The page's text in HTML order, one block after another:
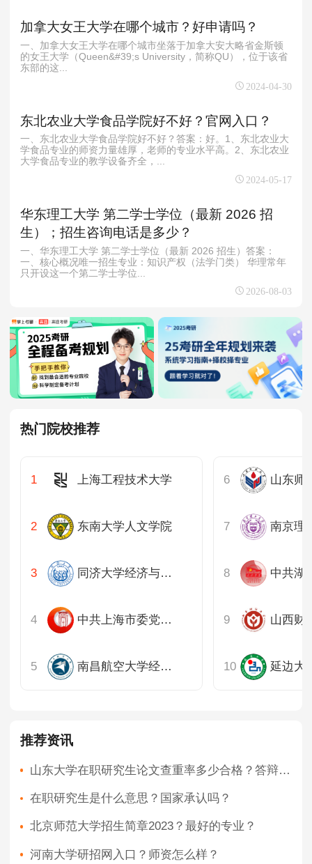
加拿大女王大学在哪个城市？好申请吗？
一、加拿大女王大学在哪个城市坐落于加拿大安大略省金斯顿
的女王大学（Queen&#39;s University，简称QU），位于该省
东部的这...
2024-04-30
东北农业大学食品学院好不好？官网入口？
一、东北农业大学食品学院好不好？答案：好。1、东北农业大
学食品专业的师资力量雄厚，老师的专业水平高。2、东北农业
大学食品专业的教学设备齐全，...
2024-05-17
华东理工大学 第二学士学位（最新 2026 招
生）；招生咨询电话是多少？
一、华东理工大学 第二学士学位（最新 2026 招生）答案：
一、核心概况唯一招生专业：知识产权（法学门类） 华理常年
只开设这一个第二学士学位...
2026-08-03
热门院校推荐
上海工程技术大学
东南大学人文学院
同济大学经济与管理学院
中共上海市委党校公共管理教研部
南昌航空大学经济管理学院
山西财
推荐资讯
山东大学在职研究生论文查重率多少合格？答辩好过吗？
在职研究生是什么意思？国家承认吗？
北京师范大学招生简章2023？最好的专业？
河南大学研招网入口？师资怎么样？